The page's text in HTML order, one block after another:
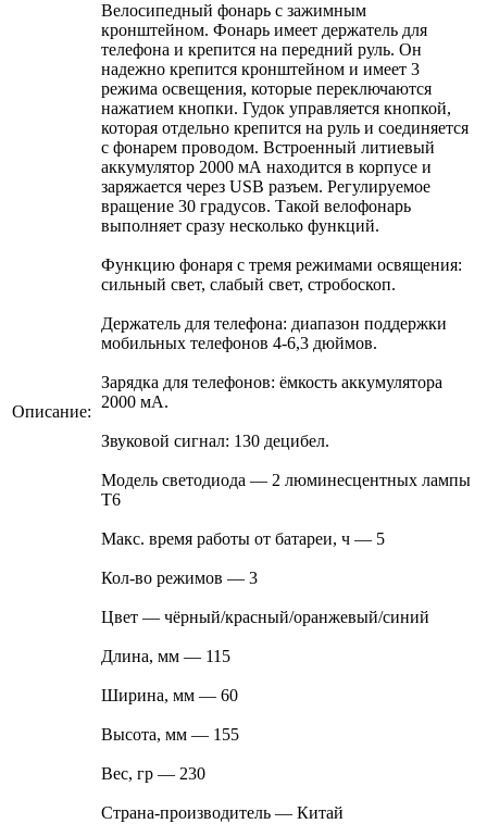
Описание:
Велосипедный фонарь с зажимным
кронштейном. Фонарь имеет держатель для
телефона и крепится на передний руль. Он
надежно крепится кронштейном и имеет 3
режима освещения, которые переключаются
нажатием кнопки. Гудок управляется кнопкой,
которая отдельно крепится на руль и соединяется
с фонарем проводом. Встроенный литиевый
аккумулятор 2000 мА находится в корпусе и
заряжается через USB разъем. Регулируемое
вращение 30 градусов. Такой велофонарь
выполняет сразу несколько функций.
Функцию фонаря с тремя режимами освящения:
сильный свет, слабый свет, стробоскоп.
Держатель для телефона: диапазон поддержки
мобильных телефонов 4-6,3 дюймов.
Зарядка для телефонов: ёмкость аккумулятора
2000 мА.
Звуковой сигнал: 130 децибел.
Модель светодиода — 2 люминесцентных лампы
Т6
Макс. время работы от батареи, ч — 5
Кол-во режимов — 3
Цвет — чёрный/красный/оранжевый/синий
Длина, мм — 115
Ширина, мм — 60
Высота, мм — 155
Вес, гр — 230
Страна-производитель — Китай